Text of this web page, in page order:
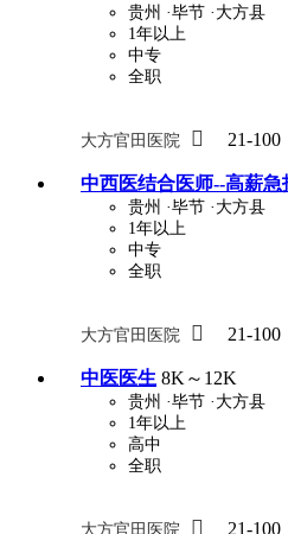
贵州 ·毕节 ·大方县
1年以上
中专
全职
大方官田医院  21-100
中西医结合医师--高薪急
贵州 ·毕节 ·大方县
1年以上
中专
全职
大方官田医院  21-100
中医医生 8K～12K
贵州 ·毕节 ·大方县
1年以上
高中
全职
大方官田医院  21-100